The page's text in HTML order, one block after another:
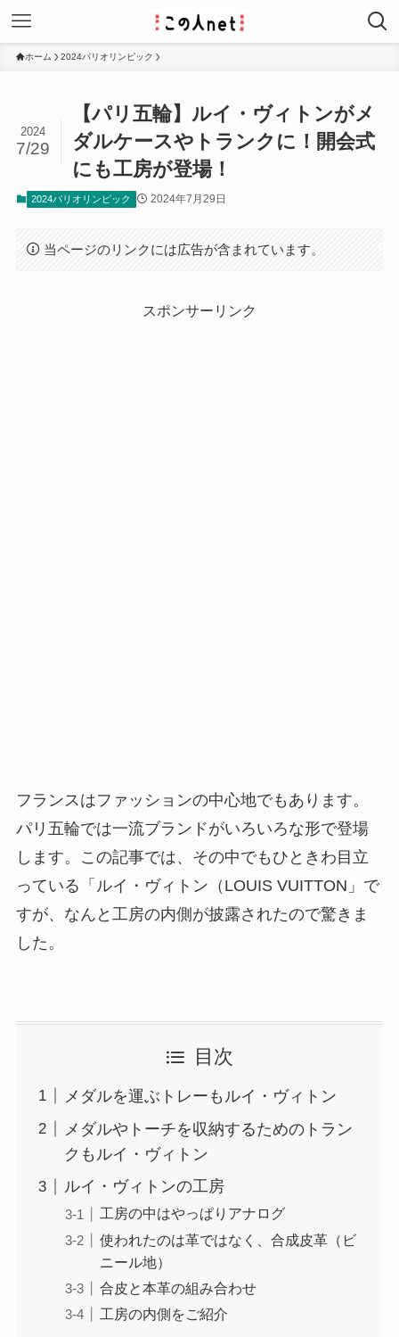
ホーム 2024パリオリンピック
【パリ五輪】ルイ・ヴィトンがメ
ダルケースやトランクに！開会式
にも工房が登場！
2024
7/29
2024パリオリンピック 2024年7月29日
当ページのリンクには広告が含まれています。
スポンサーリンク
フランスはファッションの中心地でもあります。
パリ五輪では一流ブランドがいろいろな形で登場
します。この記事では、その中でもひときわ目立
っている「ルイ・ヴィトン（LOUIS VUITTON」で
すが、なんと工房の内側が披露されたので驚きま
した。
目次
メダルを運ぶトレーもルイ・ヴィトン
メダルやトーチを収納するためのトラン
クもルイ・ヴィトン
ルイ・ヴィトンの工房
工房の中はやっぱりアナログ
使われたのは革ではなく、合成皮革（ビ
ニール地）
合皮と本革の組み合わせ
工房の内側をご紹介